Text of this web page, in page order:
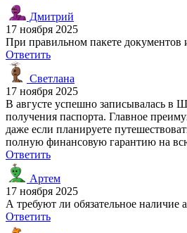
Дмитрий
17 ноября 2025
При правильном пакете документов
Ответить
Светлана
17 ноября 2025
В августе успешно записывалась в
получения паспорта. Главное
даже если планируете
полную финансовую гарантию на
Ответить
Артем
17 ноября 2025
А требуют ли обязательное
Ответить